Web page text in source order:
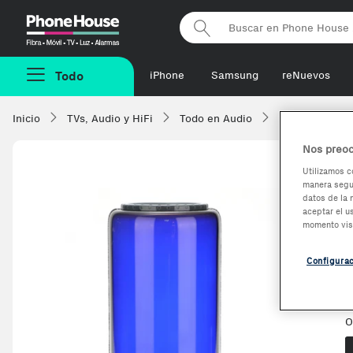
Phonehouse
Todo iPhone Samsung reNuevos
Inicio TVs, Audio y HiFi Todo en Audio
-16,56%
Nos
Utilizamos
manera
datos de la
aceptar el
momento